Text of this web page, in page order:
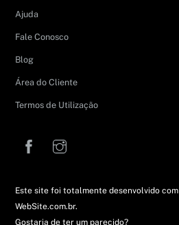
Ajuda
Fale Conosco
Blog
Área do Cliente
Termos de Utilização
Este site foi totalmente desenvolvido
WebSite.com.br.
Gostaria de ter um parecido?